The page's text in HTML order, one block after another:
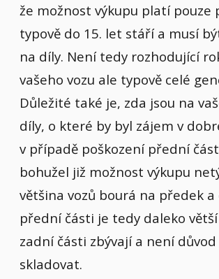
že možnost výkupu platí pouze
typově do 15. let stáří a musí
na díly. Není tedy rozhodující
vašeho vozu ale typově celé
Důležité také je, zda jsou na
díly, o které by byl zájem v
v případě poškození přední
bohužel již možnost výkupu
většina vozů bourá na předek a
přední části je tedy daleko
zadní části zbývají a není důvod
skladovat.